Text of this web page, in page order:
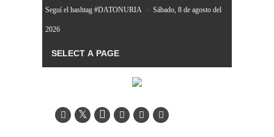
Seguí el hashtag #DATONURIA » Sábado, 8 de agosto del
2026